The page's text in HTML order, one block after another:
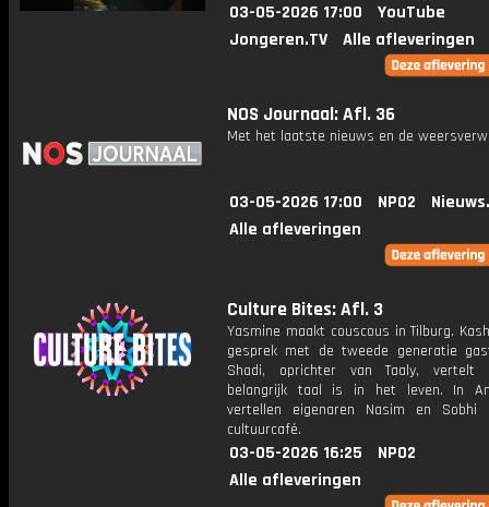
03-05-2026 17:00
YouTube
Jongeren.TV
Alle afleveringen
NOS Journaal: Afl. 36
Met het laatste nieuws en de
03-05-2026 17:00 NPO2
Alle afleveringen
Culture Bites: Afl. 3
Yasmine maakt couscous in Tilburg.
gesprek met de tweede generatie
Shadi, oprichter van Taaly, vertelt
belangrijk taal is in het leven. In
vertellen eigenaren Nasim en Sobhi
cultuurcafé.
03-05-2026 16:25
NPO2
Alle afleveringen